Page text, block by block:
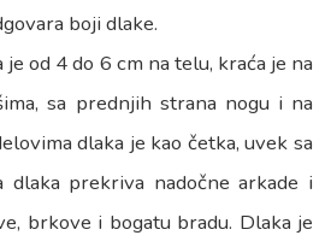
boji dlake.
od 4 do 6 cm na telu, kraća je na
sa prednjih strana nogu i na
dlaka je kao četka, uvek sa
dlaka prekriva nadočne arkade i
brkove i bogatu bradu. Dlaka je